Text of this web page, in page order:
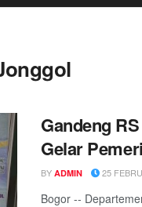
Gandeng
Gelar
BY ADMIN 25
Bogor --